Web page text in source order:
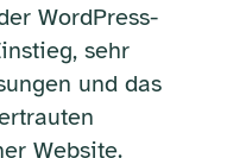
WordPress-
sehr
und das
Website.